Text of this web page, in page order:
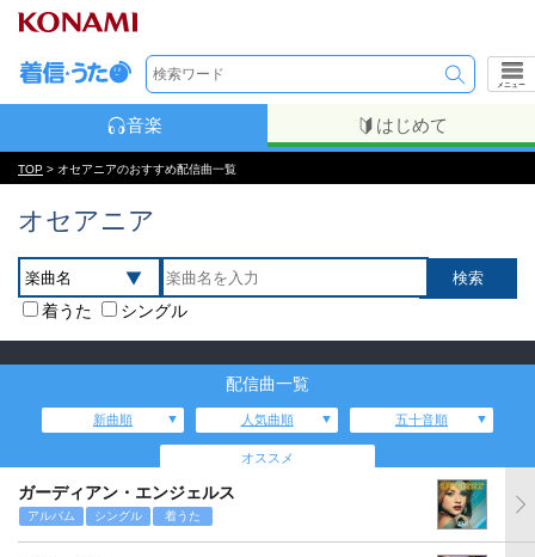
メニュー
音楽 はじめて
TOP > オセアニアのおすすめ配信曲一覧
オセアニア
着うた シングル
配信曲一覧
新曲順 人気曲順 五十音順
オススメ
ガーディアン・エンジェルス
アルバム シングル 着うた